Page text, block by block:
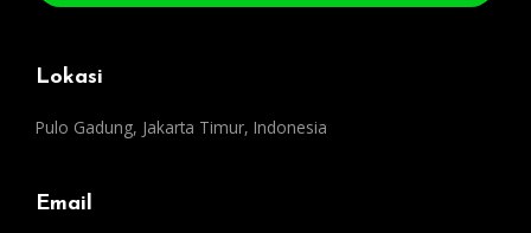
Lokasi
Pulo Gadung, Jakarta Timur, Indonesia
Email